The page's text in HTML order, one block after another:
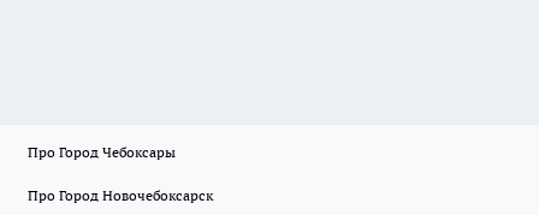
Про Город Чебоксары
Про Город Новочебоксарск